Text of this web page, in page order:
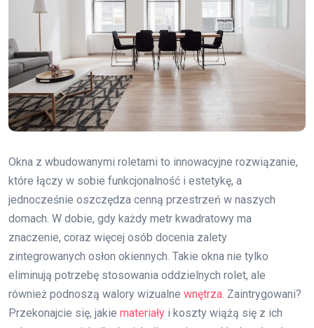
Okna z wbudowanymi roletami to innowacyjne rozwiązanie,
które łączy w sobie funkcjonalność i estetykę, a
jednocześnie oszczędza cenną przestrzeń w naszych
domach. W dobie, gdy każdy metr kwadratowy ma
znaczenie, coraz więcej osób docenia zalety
zintegrowanych osłon okiennych. Takie okna nie tylko
eliminują potrzebę stosowania oddzielnych rolet, ale
również podnoszą walory wizualne wnętrza . Zaintrygowani?
Przekonajcie się, jakie materiały i koszty wiążą się z ich